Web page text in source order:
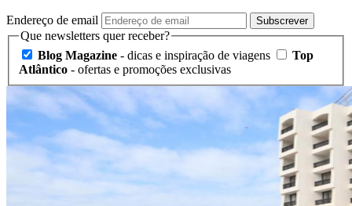
Endereço de email Subscrever
Que newsletters quer receber?
Blog Magazine - dicas e inspiração de viagens
Top
Atlântico - ofertas e promoções exclusivas